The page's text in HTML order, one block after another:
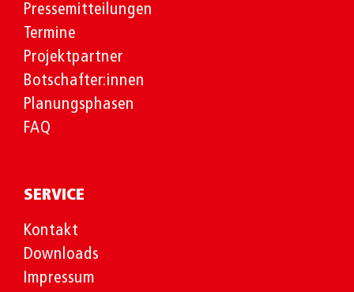
Pressemitteilungen
Termine
Projektpartner
Botschafter:innen
Planungsphasen
FAQ
SERVICE
Kontakt
Downloads
Impressum